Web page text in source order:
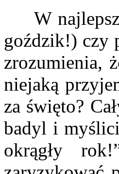
W
goździk!) czy
zrozumienia,
niejaką
za święto?
badyl i
okrągły